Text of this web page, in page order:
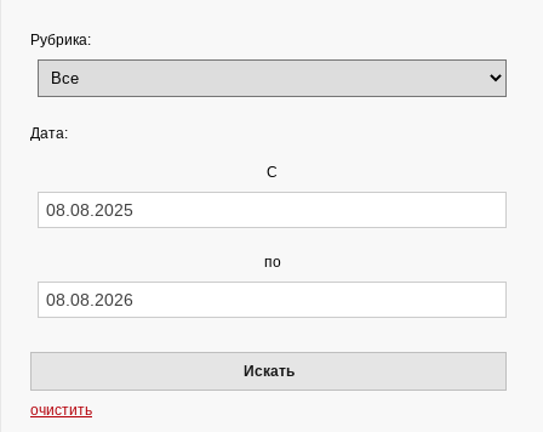
Рубрика:
Дата:
С
по
Искать
очистить